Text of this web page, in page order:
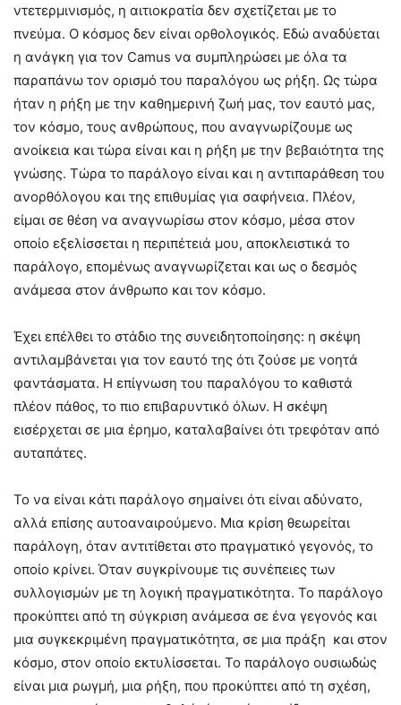
ντετερμινισμός, η αιτιοκρατία δεν σχετίζεται με το
πνεύμα. Ο κόσμος δεν είναι ορθολογικός. Εδώ αναδύεται
η ανάγκη για τον Camus να συμπληρώσει με όλα τα
παραπάνω τον ορισμό του παραλόγου ως ρήξη. Ως τώρα
ήταν η ρήξη με την καθημερινή ζωή μας, τον εαυτό μας,
τον κόσμο, τους ανθρώπους, που αναγνωρίζουμε ως
ανοίκεια και τώρα είναι και η ρήξη με την βεβαιότητα της
γνώσης. Τώρα το παράλογο είναι και η αντιπαράθεση του
ανορθόλογου και της επιθυμίας για σαφήνεια. Πλέον,
είμαι σε θέση να αναγνωρίσω στον κόσμο, μέσα στον
οποίο εξελίσσεται η περιπέτειά μου, αποκλειστικά το
παράλογο, επομένως αναγνωρίζεται και ως ο δεσμός
ανάμεσα στον άνθρωπο και τον κόσμο.
Έχει επέλθει το στάδιο της συνειδητοποίησης: η σκέψη
αντιλαμβάνεται για τον εαυτό της ότι ζούσε με νοητά
φαντάσματα. Η επίγνωση του παραλόγου το καθιστά
πλέον πάθος, το πιο επιβαρυντικό όλων. Η σκέψη
εισέρχεται σε μια έρημο, καταλαβαίνει ότι τρεφόταν από
αυταπάτες.
Το να είναι κάτι παράλογο σημαίνει ότι είναι αδύνατο,
αλλά επίσης αυτοαναιρούμενο. Μια κρίση θεωρείται
παράλογη, όταν αντιτίθεται στο πραγματικό γεγονός, το
οποίο κρίνει. Όταν συγκρίνουμε τις συνέπειες των
συλλογισμών με τη λογική πραγματικότητα. Το παράλογο
προκύπτει από τη σύγκριση ανάμεσα σε ένα γεγονός και
μια συγκεκριμένη πραγματικότητα, σε μια πράξη και στον
κόσμο, στον οποίο εκτυλίσσεται. Το παράλογο ουσιωδώς
είναι μια ρωγμή, μια ρήξη, που προκύπτει από τη σχέση,